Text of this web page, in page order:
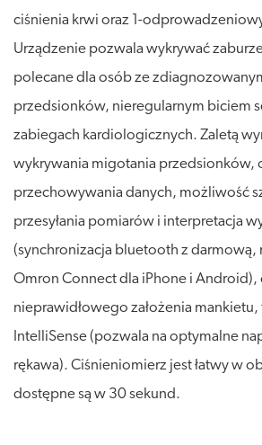
ciśnienia krwi oraz 1-
Urządzenie pozwala wykrywać
polecane dla osób ze
przedsionków, nieregularnym biciem
zabiegach kardiologicznych. Zaletą
wykrywania migotania przedsionków,
przechowywania danych, możliwość
przesyłania pomiarów i interpretacja
(synchronizacja bluetooth z darmową,
Omron Connect dla iPhone i Android),
nieprawidłowego założenia
IntelliSense (pozwala na optymalne
rękawa). Ciśnieniomierz jest łatwy w
dostępne są w 30 sekund.